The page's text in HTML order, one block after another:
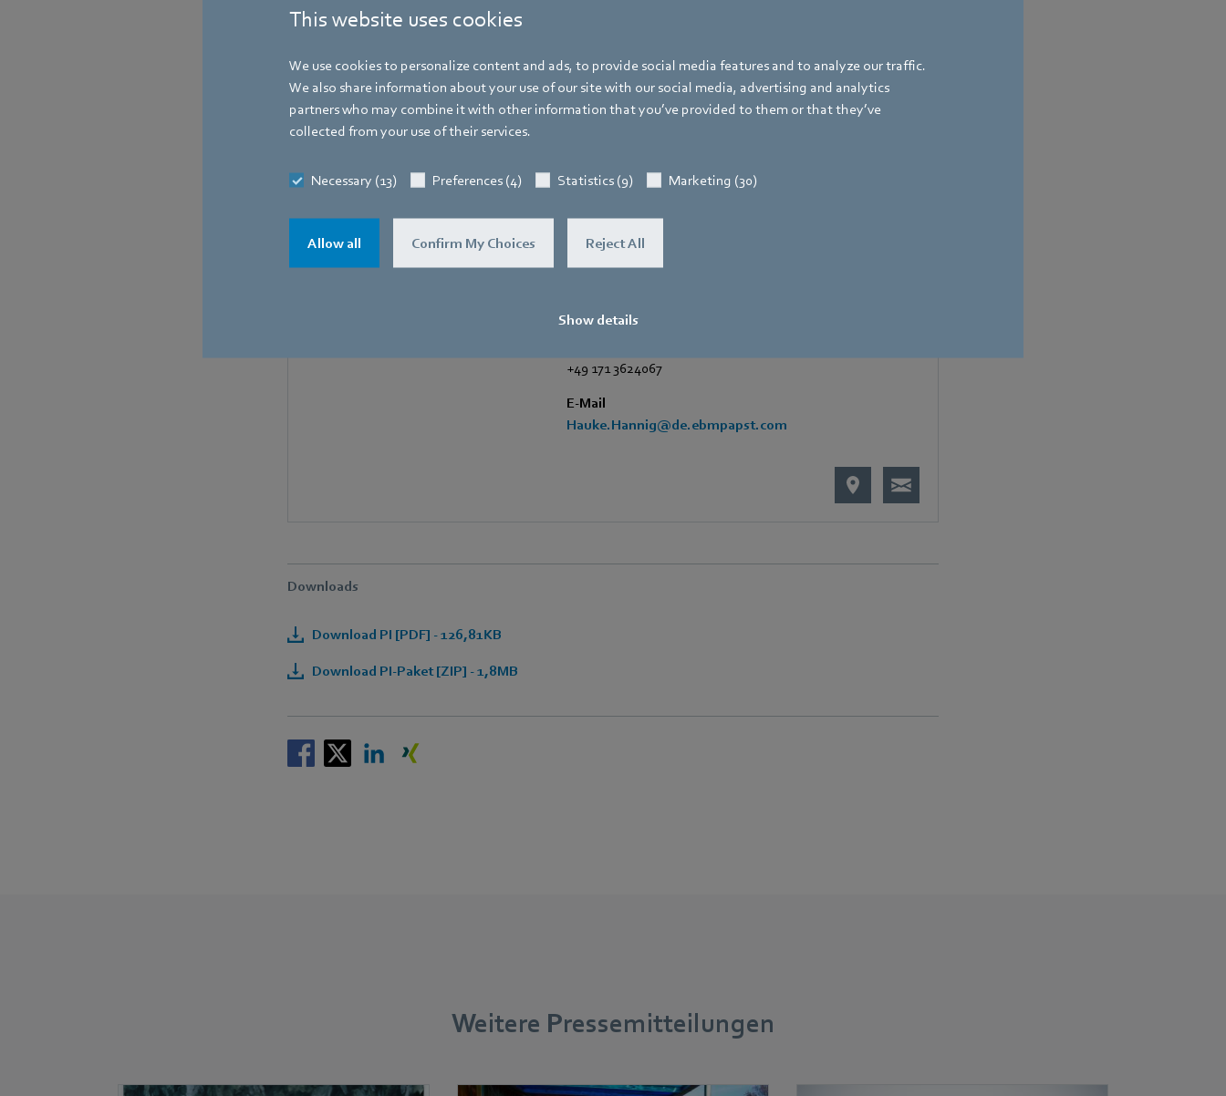
This website uses cookies
We use cookies to personalize content and ads, to provide social media features and to analyze our traffic.
We also share information about your use of our site with our social media, advertising and analytics
partners who may combine it with other information that you’ve provided to them or that they’ve
collected from your use of their services.
Necessary (13) Preferences (4) Statistics (9) Marketing (30)
Allow all Confirm My Choices Reject All
Show details
Contact
Hauke Hannig
Adresse
+49 7938 81-7105
+49 7938 81-97105
+49 171 3624067
E-Mail
Hauke.Hannig@de.ebmpapst.com
Downloads
Download PI [PDF] - 126,81KB
Download PI-Paket [ZIP] - 1,8MB
Weitere Pressemitteilungen